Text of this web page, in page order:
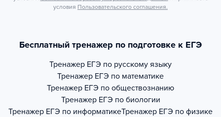
условия Пользовательского соглашения.
Бесплатный тренажер по подготовке к ЕГЭ
Тренажер ЕГЭ по русскому языку
Тренажер ЕГЭ по математике
Тренажер ЕГЭ по обществознанию
Тренажер ЕГЭ по биологии
Тренажер ЕГЭ по информатикеТренажер ЕГЭ по физике